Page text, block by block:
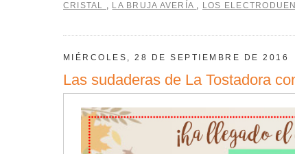
CRISTAL , LA BRUJA AVERÍA , LOS
MIÉRCOLES, 28 DE SEPTIEMBRE DE 2016
Las sudaderas de La Tostadora